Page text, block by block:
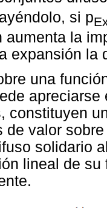
si p
aumenta la
expansión la
una
constituyen
de valor
solidario
lineal de